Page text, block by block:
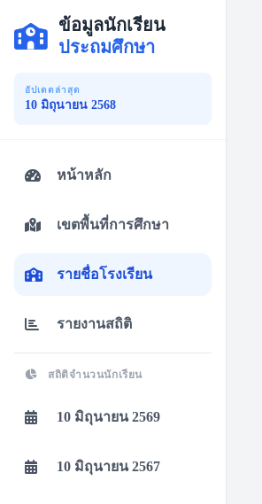
ข้อมูลนักเรียน
ประถมศึกษา
อัปเดตล่าสุด
10 มิถุนายน 2568
หน้าหลัก
เขตพื้นที่การศึกษา
รายชื่อโรงเรียน
รายงานสถิติ
สถิติจำนวนนักเรียน
10 มิถุนายน 2569
10 มิถุนายน 2567